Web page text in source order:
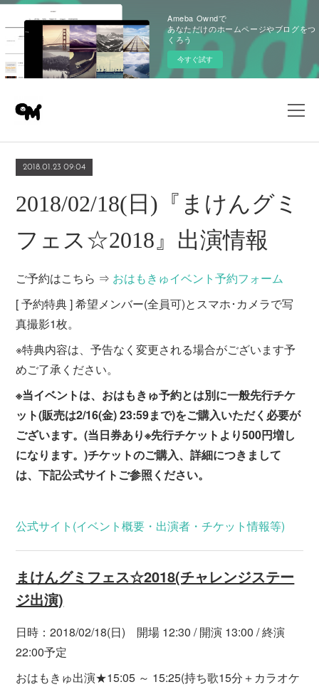
Ameba Owndで
あなただけのホームページやブログをつ
くろう
今すぐ試す
2018.01.23 09:04
2018/02/18(日)『まけんグミ
フェス☆2018』出演情報
ご予約はこちら ⇒ おはもきゅイベント予約フォーム
[ 予約特典 ] 希望メンバー(全員可)とスマホ･カメラで写
真撮影1枚。
※特典内容は、予告なく変更される場合がございます予
めご了承ください。
※当イベントは、おはもきゅ予約とは別に一般先行チケ
ット(販売は2/16(金) 23:59まで)をご購入いただく必要が
ございます。(当日券あり※先行チケットより500円増し
になります。)チケットのご購入、詳細につきまして
は、下記公式サイトご参照ください。
公式サイト(イベント概要・出演者・チケット情報等)
まけんグミフェス☆2018(チャレンジステー
ジ出演)
日時：2018/02/18(日) 開場 12:30 / 開演 13:00 / 終演
22:00予定
おはもきゅ出演★15:05 ～ 15:25(持ち歌15分＋カラオケ